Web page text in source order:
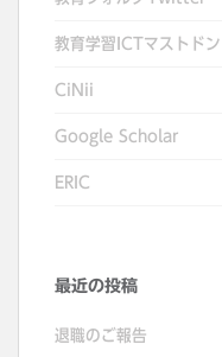
教育学習ICTマストドン
CiNii
Google Scholar
ERIC
最近の投稿
退職のご報告